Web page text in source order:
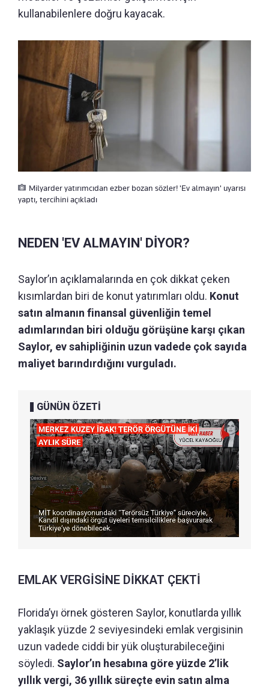
kullanabilenlere doğru kayacak.
Milyarder yatırımcıdan ezber bozan sözler! 'Ev almayın' uyarısı
yaptı, tercihini açıkladı
NEDEN 'EV ALMAYIN' DİYOR?
Saylor’ın açıklamalarında en çok dikkat çeken
kısımlardan biri de konut yatırımları oldu. Konut
satın almanın finansal güvenliğin temel
adımlarından biri olduğu görüşüne karşı çıkan
Saylor, ev sahipliğinin uzun vadede çok sayıda
maliyet barındırdığını vurguladı.
GÜNÜN ÖZETİ
EMLAK VERGİSİNE DİKKAT ÇEKTİ
Florida’yı örnek gösteren Saylor, konutlarda yıllık
yaklaşık yüzde 2 seviyesindeki emlak vergisinin
uzun vadede ciddi bir yük oluşturabileceğini
söyledi. Saylor’ın hesabına göre yüzde 2’lik
yıllık vergi, 36 yıllık süreçte evin satın alma